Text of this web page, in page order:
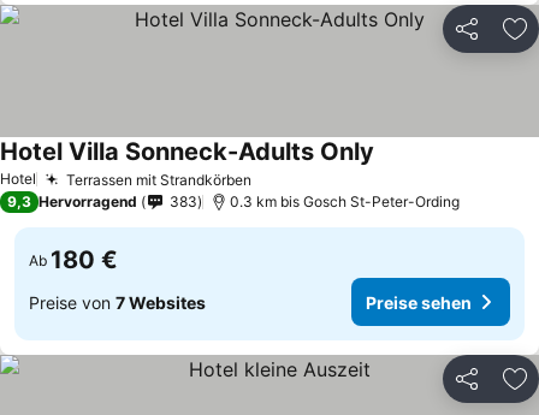
Teilen
Hotel Terrassen mit Strandkörben
Hotel Villa Sonneck-Adults Only
9,3 Hervorragend 383 0.3 km bis Gosch St-Peter-Ording
Ab 180 €
Preise von 7 Websites Preise sehen
Teilen